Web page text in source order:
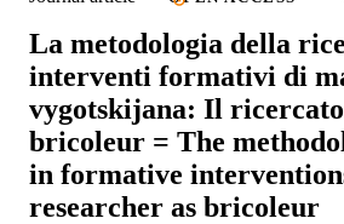
La metodologia della
interventi formativi di
vygotskijana: Il
bricoleur = The
in formative
researcher as bricoleur